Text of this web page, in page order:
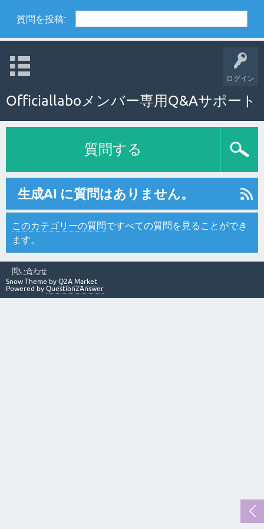
質問を投稿:
ログイン
Officiallaboメンバー専用Q&Aサポート
質問する
生成AI に質問はありません。
このカテゴリーの質問ですべての質問を見ることができ
ます。
問い合わせ
Snow Theme by Q2A Market
Powered by Question2Answer